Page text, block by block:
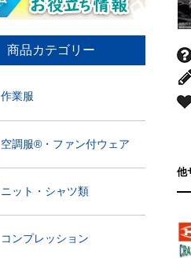
商品カテゴリー
作業服
空調服®・ファン付ウェア
ニット・シャツ類
コンプレッション
他